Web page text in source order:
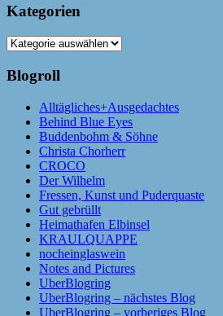
Kategorien
Kategorien
Blogroll
Alltägliches+Ausgedachtes
Behind Blue Eyes
Buddenbohm & Söhne
Christa Chorherr
CROCO
Der Wilhelm
Fressen, Kunst und Puderquaste
Gut gebrüllt
Heimathafen Elbinsel
KRAULQUAPPE
nocheinglaswein
Notes and Pictures
UberBlogring
UberBlogring – nächstes Blog
UberBlogring – vorheriges Blog